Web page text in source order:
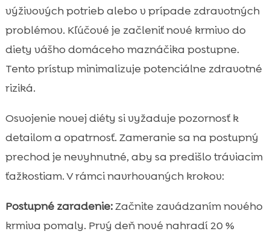
výživových potrieb alebo v prípade zdravotných
problémov. Kľúčové je začleniť nové krmivo do
diety vášho domáceho maznáčika postupne.
Tento prístup minimalizuje potenciálne zdravotné
riziká.
Osvojenie novej diéty si vyžaduje pozornosť k
detailom a opatrnosť. Zameranie sa na postupný
prechod je nevyhnutné, aby sa predišlo tráviacim
ťažkostiam. V rámci navrhovaných krokov:
Postupné zaradenie:Začnite zavádzaním nového
krmiva pomaly. Prvý deň nové nahradí 20 %